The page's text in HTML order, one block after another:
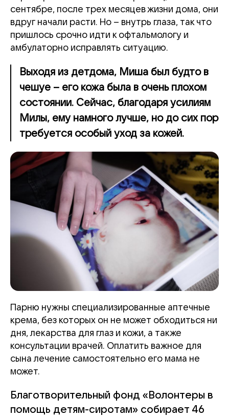
сентябре, после трех месяцев жизни дома, они
вдруг начали расти. Но – внутрь глаза, так что
пришлось срочно идти к офтальмологу и
амбулаторно исправлять ситуацию.
Выходя из детдома, Миша был будто в
чешуе – его кожа была в очень плохом
состоянии. Сейчас, благодаря усилиям
Милы, ему намного лучше, но до сих пор
требуется особый уход за кожей.
Парню нужны специализированные аптечные
крема, без которых он не может обходиться ни
дня, лекарства для глаз и кожи, а также
консультации врачей. Оплатить важное для
сына лечение самостоятельно его мама не
может.
Благотворительный фонд «Волонтеры в
помощь детям-сиротам» собирает 46